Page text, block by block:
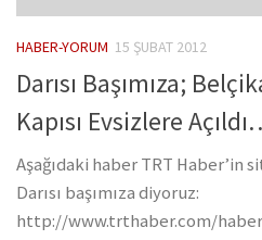
HABER-YORUM 15 ŞUBAT 2012
Darısı Başımıza;
Kapısı Evsizlere
Aşağıdaki haber TRT Haber’in
Darısı başımıza diyoruz:
http://www.trthaber.com/